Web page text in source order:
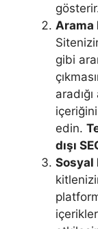
Arama
gibi
edin.
dışı
Sosyal